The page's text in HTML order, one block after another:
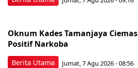
Berita Utama
Oknum Kades Tamanjaya Ciemas
Positif Narkoba
Jumat, 7 Agu 2026 - 08:56